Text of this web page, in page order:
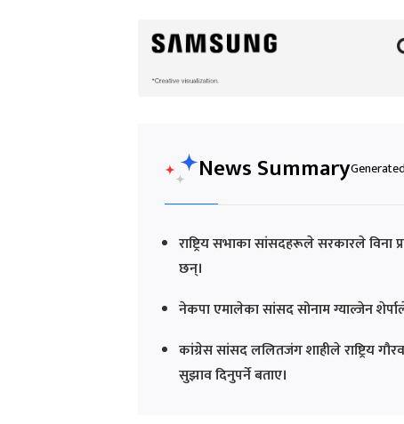
News Summary
राष्ट्रिय सभाका सांसदहरूले सरकारले विना
छन्।
नेकपा एमालेका सांसद सोनाम ग्याल्जेन
कांग्रेस सांसद ललितजंग शाहीले राष्ट्रिय
सुझाव दिनुपर्ने बताए।